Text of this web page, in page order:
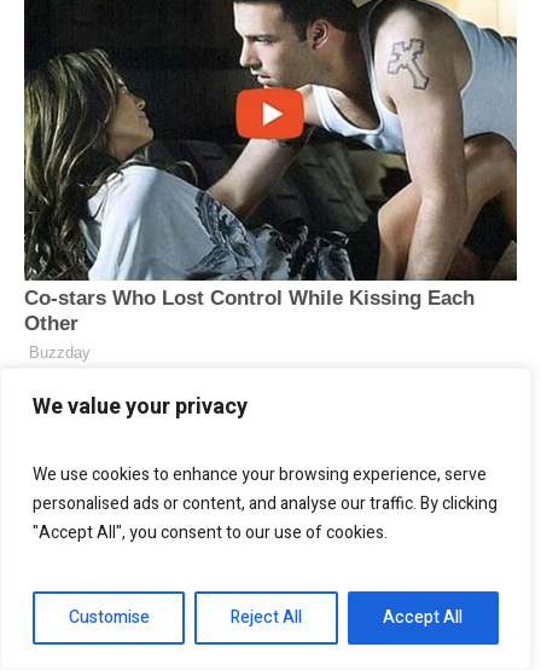
We value your privacy
We use cookies to enhance your browsing experience, serve
personalised ads or content, and analyse our traffic. By clicking
"Accept All", you consent to our use of cookies.
Customise Reject All Accept All